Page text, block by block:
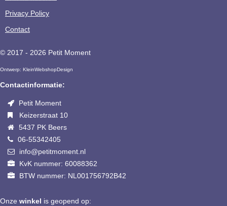
Privacy Policy
Contact
© 2017 - 2026 Petit Moment
Ontwerp: KleinWebshopDesign
Contactinformatie:
Petit Moment
Keizerstraat 10
5437 PK Beers
06-55342405
info@petitmoment.nl
KvK nummer: 60088362
BTW nummer: NL001756792B42
Onze winkel is geopend op: